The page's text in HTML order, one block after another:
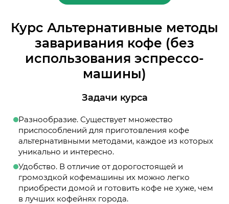
Курс Альтернативные методы
заваривания кофе (без
использования эспрессо-
машины)
Задачи курса
Разнообразие. Существует множество
приспособлений для приготовления кофе
альтернативными методами, каждое из которых
уникально и интересно.
Удобство. В отличие от дорогостоящей и
громоздкой кофемашины их можно легко
приобрести домой и готовить кофе не хуже, чем
в лучших кофейнях города.